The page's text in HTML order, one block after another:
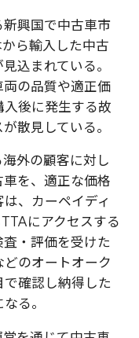
興国で中古車市
ら輸入した中古
込まれている。
の品質や適正価
後に発生する故
散見している。
外の顧客に対し
を、適正な価格
、カーペイディ
にアクセスする
・評価を受けた
のオートオーク
確認し納得した
る。